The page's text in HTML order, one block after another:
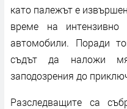
като палежът е
време на
автомобили. Поради
съдът да наложи
заподозрения до
Разследващите са